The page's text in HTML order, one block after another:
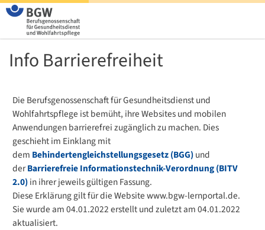
Info Barrierefreiheit
Die Berufsgenossenschaft für Gesundheitsdienst und
Wohlfahrtspflege ist bemüht, ihre Websites und mobilen
Anwendungen barrierefrei zugänglich zu machen. Dies
geschieht im Einklang mit
dem Behindertengleichstellungsgesetz (BGG)und
derBarrierefreie Informationstechnik-Verordnung (BITV
2.0)in ihrer jeweils gültigen Fassung.
Diese Erklärung gilt für die Website www.bgw-lernportal.de.
Sie wurde am 04.01.2022 erstellt und zuletzt am 04.01.2022
aktualisiert.